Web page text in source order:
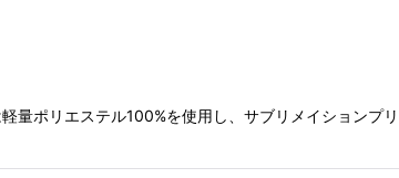
量ポリエステル100%を使用し、サブリメイション